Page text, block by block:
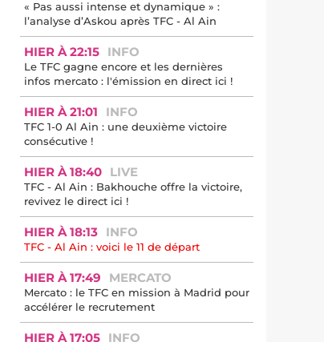
« Pas aussi intense et dynamique » :
l’analyse d’Askou après TFC - Al Ain
HIER À 22:15 INFO
Le TFC gagne encore et les dernières
infos mercato : l'émission en direct ici !
HIER À 21:01 INFO
TFC 1-0 Al Ain : une deuxième victoire
consécutive !
HIER À 18:40 LIVE
TFC - Al Ain : Bakhouche offre la victoire,
revivez le direct ici !
HIER À 18:13 INFO
TFC - Al Ain : voici le 11 de départ
HIER À 17:49 MERCATO
Mercato : le TFC en mission à Madrid pour
accélérer le recrutement
HIER À 17:05 INFO